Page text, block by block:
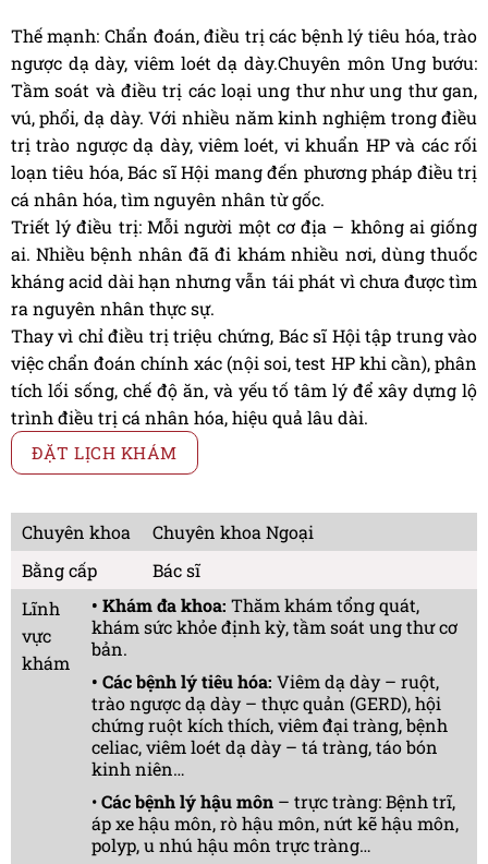
Thế mạnh: Chẩn đoán, điều trị các bệnh lý tiêu hóa, trào
ngược dạ dày, viêm loét dạ dày.Chuyên môn Ung bướu:
Tầm soát và điều trị các loại ung thư như ung thư gan,
vú, phổi, dạ dày. Với nhiều năm kinh nghiệm trong điều
trị trào ngược dạ dày, viêm loét, vi khuẩn HP và các rối
loạn tiêu hóa, Bác sĩ Hội mang đến phương pháp điều trị
cá nhân hóa, tìm nguyên nhân từ gốc.
Triết lý điều trị: Mỗi người một cơ địa – không ai giống
ai. Nhiều bệnh nhân đã đi khám nhiều nơi, dùng thuốc
kháng acid dài hạn nhưng vẫn tái phát vì chưa được tìm
ra nguyên nhân thực sự.
Thay vì chỉ điều trị triệu chứng, Bác sĩ Hội tập trung vào
việc chẩn đoán chính xác (nội soi, test HP khi cần), phân
tích lối sống, chế độ ăn, và yếu tố tâm lý để xây dựng lộ
trình điều trị cá nhân hóa, hiệu quả lâu dài.
ĐẶT LỊCH KHÁM
Chuyên khoa
Chuyên khoa Ngoại
Bằng cấp
Bác sĩ
Lĩnh
vực
khám
• Khám đa khoa: Thăm khám tổng quát,
khám sức khỏe định kỳ, tầm soát ung thư cơ
bản.
• Các bệnh lý tiêu hóa: Viêm dạ dày – ruột,
trào ngược dạ dày – thực quản (GERD), hội
chứng ruột kích thích, viêm đại tràng, bệnh
celiac, viêm loét dạ dày – tá tràng, táo bón
kinh niên…
•Các bệnh lý hậu môn– trực tràng: Bệnh trĩ,
áp xe hậu môn, rò hậu môn, nứt kẽ hậu môn,
polyp, u nhú hậu môn trực tràng…